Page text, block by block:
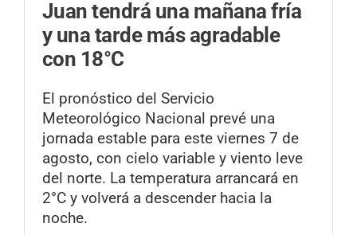
Juan tendrá una mañana fría
y una tarde más agradable
con 18°C
El pronóstico del Servicio
Meteorológico Nacional prevé una
jornada estable para este viernes 7 de
agosto, con cielo variable y viento leve
del norte. La temperatura arrancará en
2°C y volverá a descender hacia la
noche.